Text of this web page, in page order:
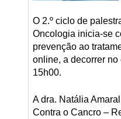
O 2.º ciclo de
Oncologia inicia-se
prevenção ao
online, a decorrer
15h00.
A dra. Natália
Contra o Cancro –